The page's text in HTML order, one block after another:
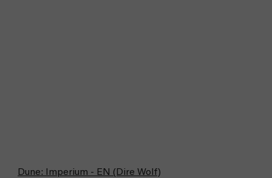
Dune: Imperium - EN (Dire Wolf)